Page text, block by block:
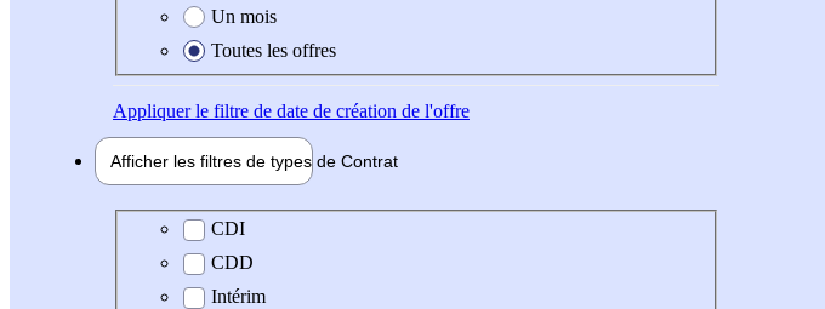
Un mois
Toutes les offres
Appliquerle filtre de date de création de l'offre
Afficher les filtres de types de Contrat
Type de contrat
CDI
CDD
Intérim